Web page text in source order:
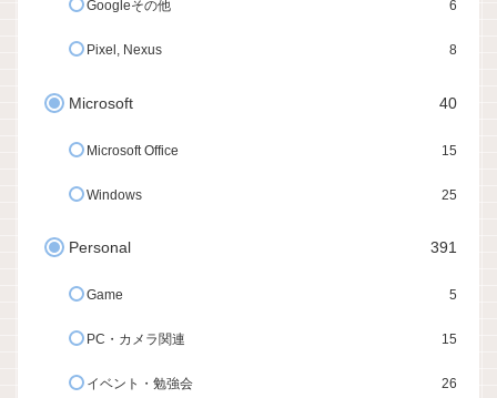
Googleその他 6
Pixel, Nexus 8
Microsoft 40
Microsoft Office 15
Windows 25
Personal 391
Game 5
PC・カメラ関連 15
イベント・勉強会 26